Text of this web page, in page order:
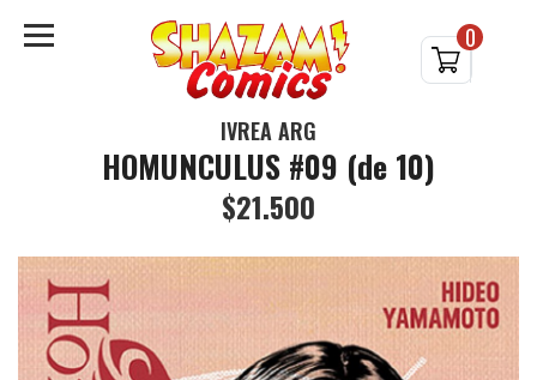
0
IVREA ARG
HOMUNCULUS #09 (de 10)
$21.500